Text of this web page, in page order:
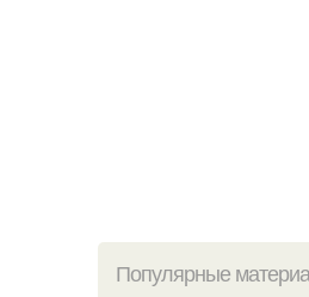
Популярные